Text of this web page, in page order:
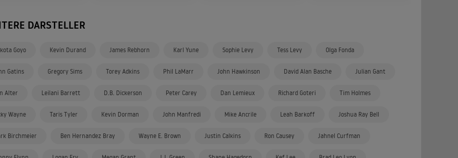
DARSTELLER
Goyo Kevin Durand James Rebhorn Karl Yune Sophie Levy Tess Levy Olga Fonda
Gatins Gregory Sims Torey Adkins Phil LaMarr John Hawkinson David Alan Basche Julian Gant
Alter Leilani Barrett D.B. Dickerson Peter Carey Dan Lemieux Richard Goteri Tim Holmes
Wayne Taris Tyler Kevin Dorman John Manfredi Mike Ancrile Leah Barkoff Joshua Ray Bell
Birchmeier Ben Hernandez Bray Wayne E. Brown Justin Calkins Ron Causey Jahnel Curfman